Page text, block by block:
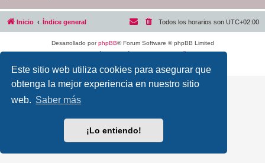
Este sitio web utiliza cookies para asegurar que
obtenga la mejor experiencia en nuestro sitio
web. Saber más
¡Lo entiendo!
Inicio Índice general Todos los horarios son UTC+02:00
Desarrollado porphpBB® Forum Software © phpBB Limited
Traducción al español porphpBB España